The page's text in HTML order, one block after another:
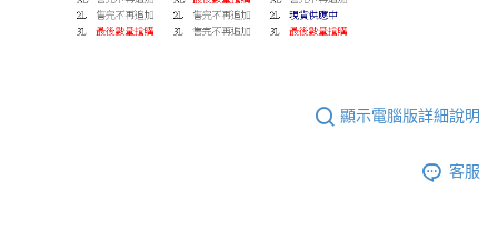
顯示電腦版詳細說明
客服